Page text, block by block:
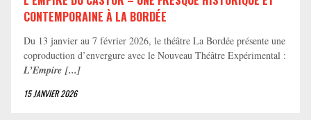
CONTEMPORAINE À LA BORDÉE
Du 13 janvier au 7 février 2026, le théâtre La Bordée présente une
coproduction d’envergure avec le Nouveau Théâtre Expérimental :
L’Empire [...]
15 JANVIER 2026